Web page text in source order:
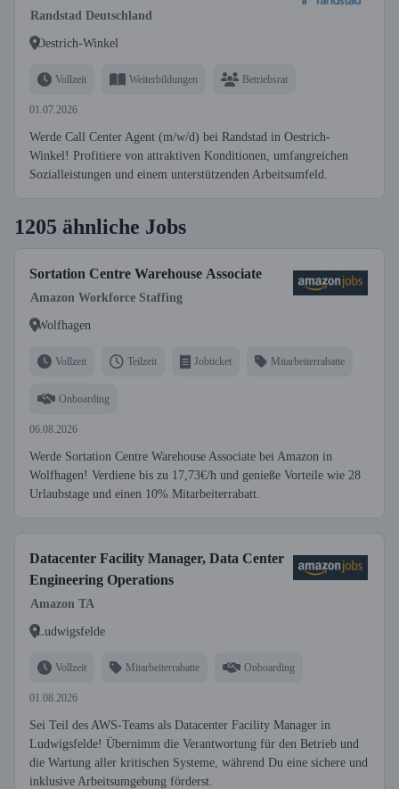
Randstad Deutschland
Oestrich-Winkel
Vollzeit Weiterbildungen Betriebsrat
01.07.2026
Werde Call Center Agent (m/w/d) bei Randstad in Oestrich-
Winkel! Profitiere von attraktiven Konditionen, umfangreichen
Sozialleistungen und einem unterstützenden Arbeitsumfeld.
1205 ähnliche Jobs
Sortation Centre Warehouse Associate
Amazon Workforce Staffing
Wolfhagen
Vollzeit Teilzeit Jobticket Mitarbeiterrabatte
Onboarding
06.08.2026
Werde Sortation Centre Warehouse Associate bei Amazon in
Wolfhagen! Verdiene bis zu 17,73€/h und genieße Vorteile wie 28
Urlaubstage und einen 10% Mitarbeiterrabatt.
Datacenter Facility Manager, Data Center
Engineering Operations
Amazon TA
Ludwigsfelde
Vollzeit Mitarbeiterrabatte Onboarding
01.08.2026
Sei Teil des AWS-Teams als Datacenter Facility Manager in
Ludwigsfelde! Übernimm die Verantwortung für den Betrieb und
die Wartung aller kritischen Systeme, während Du eine sichere und
inklusive Arbeitsumgebung förderst.